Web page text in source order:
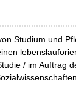
Studium und
/ im Auftrag